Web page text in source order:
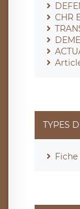
CHR
TYPES